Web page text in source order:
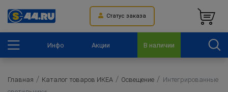
Статус заказа
Инфо Акции В наличии
Главная Каталог товаров ИКЕА Освещение
Интегрированные